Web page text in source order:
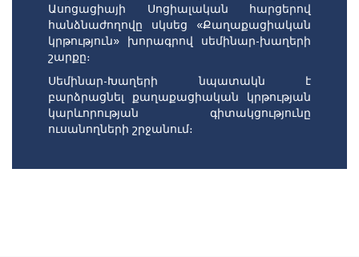
Ասոցացիայի Սոցիալական հարցերով
հանձնաժողովը սկսեց «Քաղաքացիական
կրթություն» խորագրով սեմինար-խաղերի
շարքը։
Սեմինար-Խաղերի նպատակն է
բարձրացնել քաղաքացիական կրթության
կարևորության գիտակցությունը
ուսանողների շրջանում։